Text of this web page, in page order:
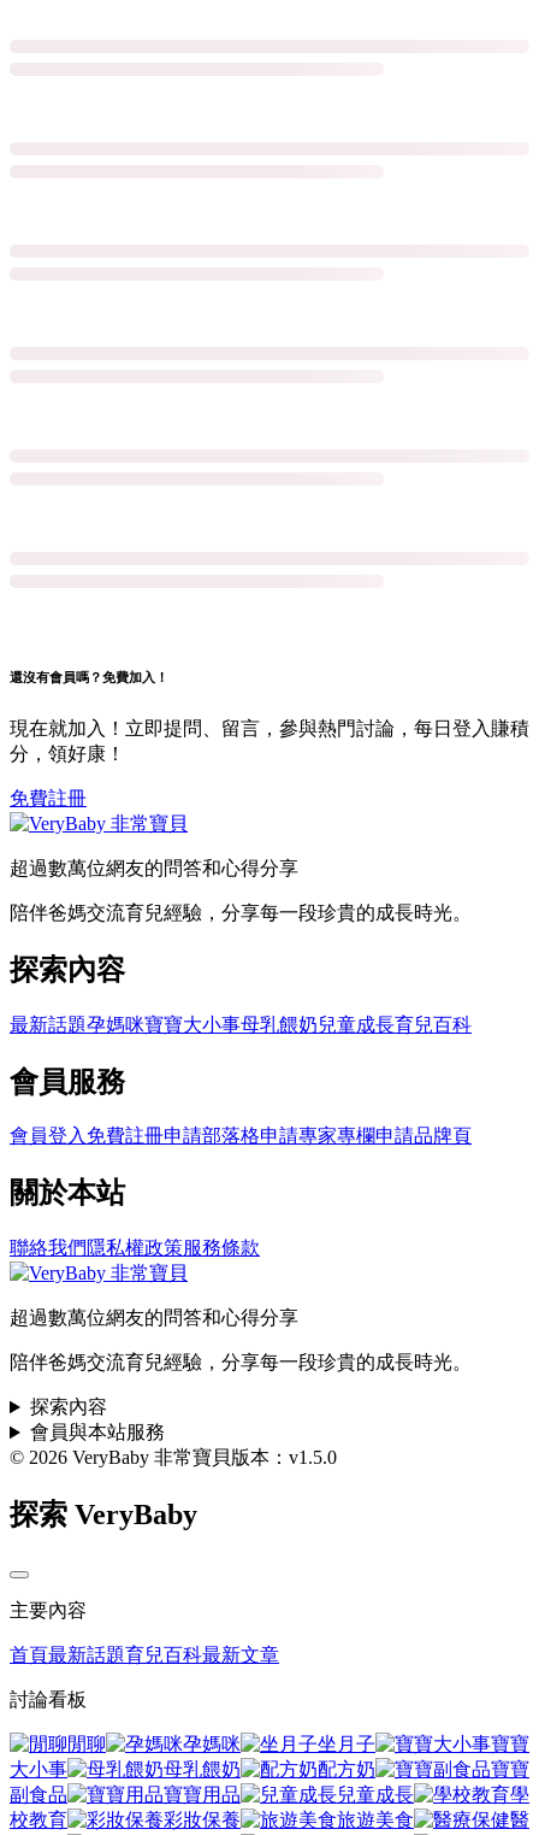
還沒有會員嗎？免費加入！
現在就加入！立即提問、留言，參與熱門討論，每日登入賺積
分，領好康！
免費註冊
超過數萬位網友的問答和心得分享
陪伴爸媽交流育兒經驗，分享每一段珍貴的成長時光。
探索內容
最新話題孕媽咪寶寶大小事母乳餵奶兒童成長育兒百科
會員服務
會員登入免費註冊申請部落格申請專家專欄申請品牌頁
關於本站
聯絡我們 隱私權政策服務條款
超過數萬位網友的問答和心得分享
陪伴爸媽交流育兒經驗，分享每一段珍貴的成長時光。
探索內容
會員與本站服務
© 2026 VeryBaby 非常寶貝版本：v1.5.0
探索 VeryBaby
主要內容
首頁最新話題育兒百科最新文章
討論看板
閒聊 孕媽咪 坐月子
寶寶
大小事
母乳餵奶 配方奶
寶寶
副食品
寶寶用品 兒童成長
學
校教育
彩妝保養 旅遊美食 醫